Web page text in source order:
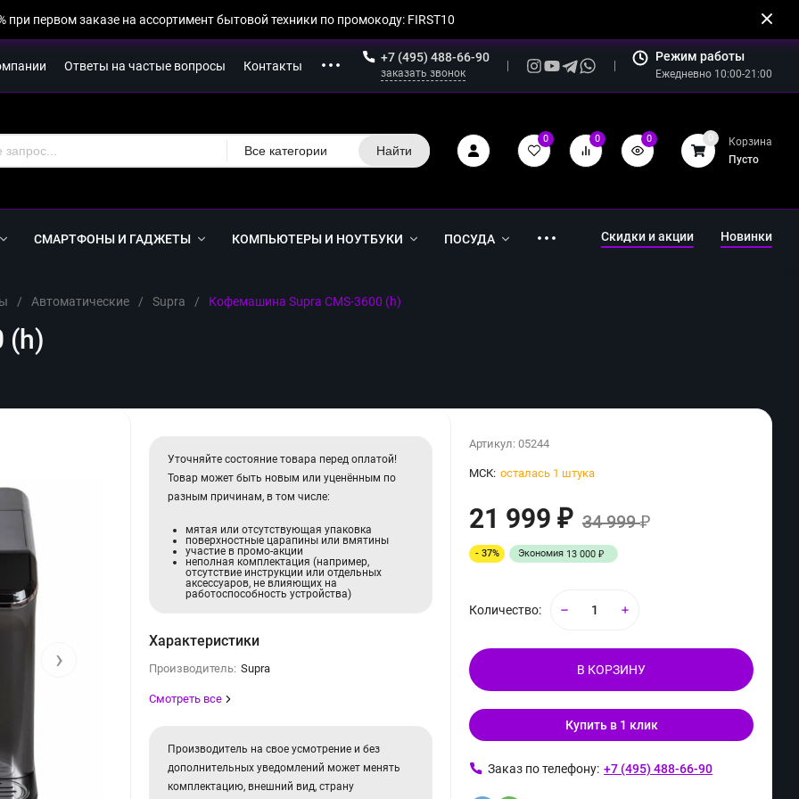
при первом заказе на ассортимент бытовой техники по промокоду: FIRST10
Ответы на частые вопросы Контакты
+7 (495) 488-66-90
заказать звонок
Режим работы
Ежедневно 10:00-21:00
Все категории Найти
0 0 0 0
Корзина
Пусто
СМАРТФОНЫ И ГАДЖЕТЫ КОМПЬЮТЕРЫ И НОУТБУКИ ПОСУДА Скидки и акции Новинки
/ Автоматические / Supra / Кофемашина Supra CMS-3600 (h)
(h)
›
Уточняйте состояние товара перед оплатой!
Товар может быть новым или уценённым по
разным причинам, в том числе:
мятая или отсутствующая упаковка
поверхностные царапины или вмятины
участие в промо-акции
неполная комплектация (например,
отсутствие инструкции или отдельных
аксессуаров, не влияющих на
работоспособность устройства)
Характеристики
Производитель: Supra
Смотреть все
Производитель на свое усмотрение и без
дополнительных уведомлений может менять
комплектацию, внешний вид, страну
Артикул:05244
МСК: осталась 1 штука
21 999₽ 34 999₽
- 37% Экономия 13 000₽
Количество:
В КОРЗИНУ
Купить в 1 клик
Заказ по телефону: +7 (495) 488-66-90